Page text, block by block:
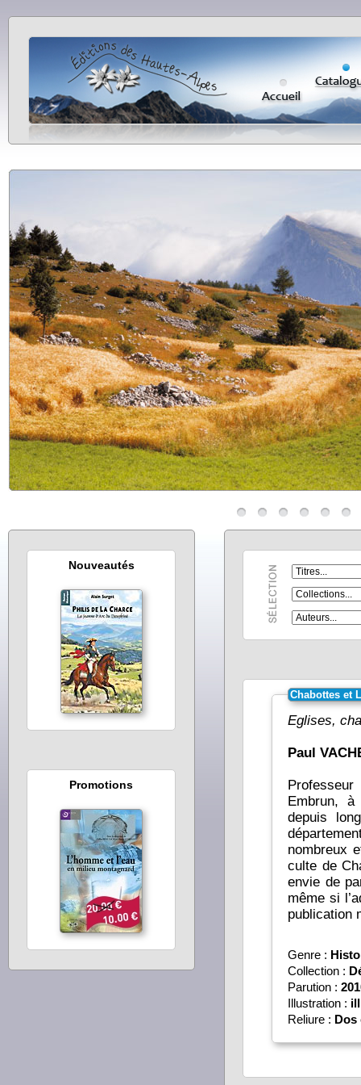
Chabottes et
Eglises,
Paul
Embrun,
depuis
nombreux
culte de
envie de
même si
publication
Genre :
Collection :
Parution :
Illustration :
Reliure : Dos
Nouveautés
Promotions